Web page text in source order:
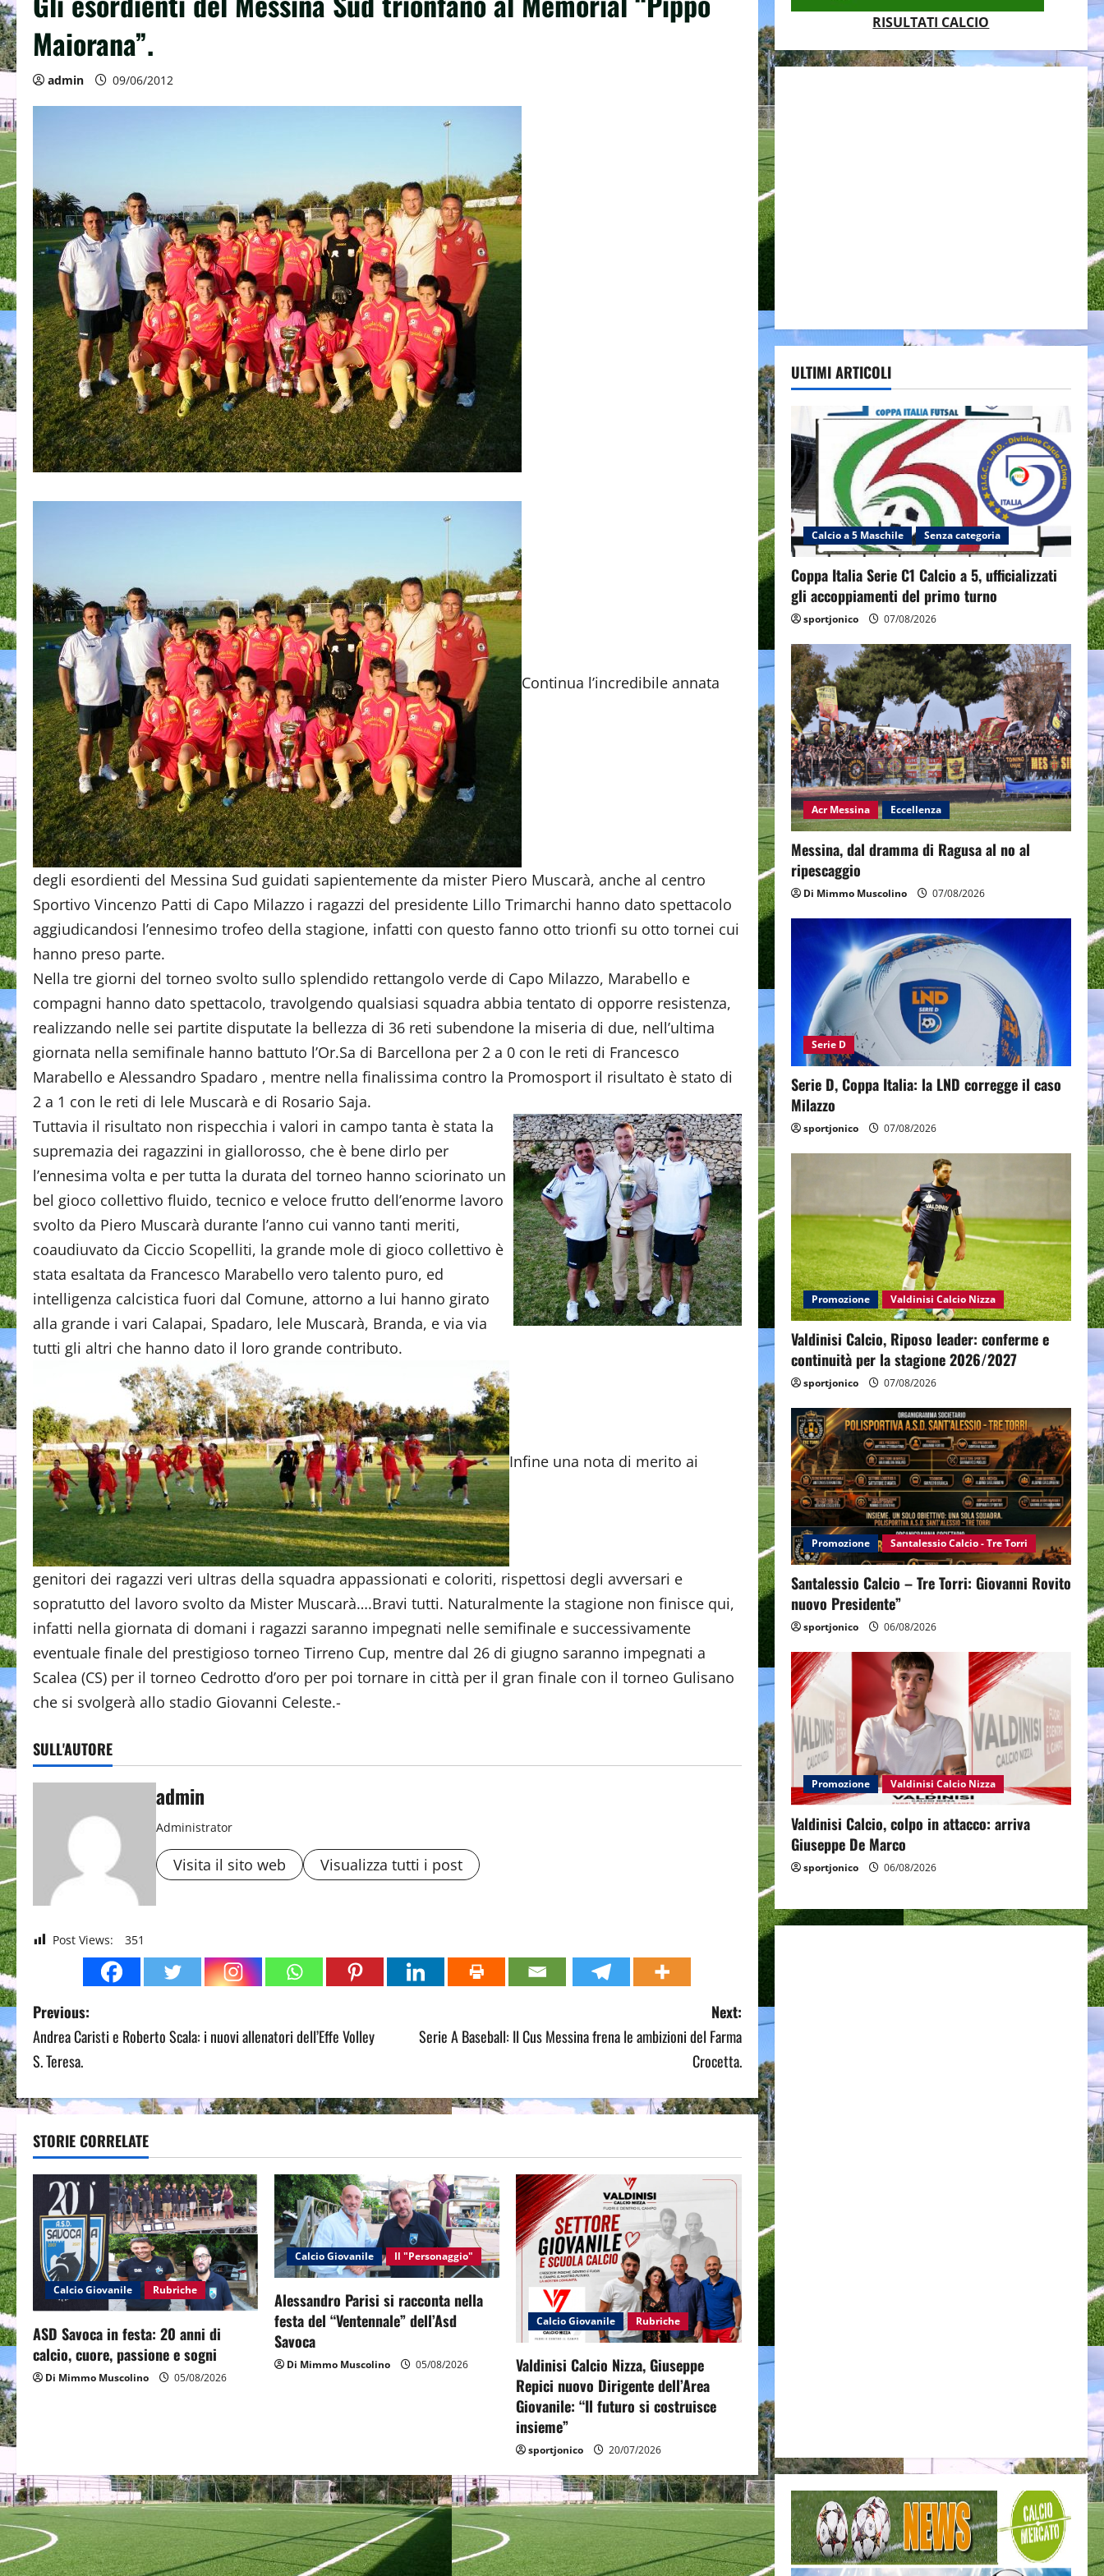
Maiorana”.
admin 09/06/2012
Continua l’incredibile annata
degli esordienti del Messina Sud guidati sapientemente da mister Piero Muscarà, anche al centro
Sportivo Vincenzo Patti di Capo Milazzo i ragazzi del presidente Lillo Trimarchi hanno dato spettacolo
aggiudicandosi l’ennesimo trofeo della stagione, infatti con questo fanno otto trionfi su otto tornei cui
hanno preso parte.
Nella tre giorni del torneo svolto sullo splendido rettangolo verde di Capo Milazzo, Marabello e
compagni hanno dato spettacolo, travolgendo qualsiasi squadra abbia tentato di opporre resistenza,
realizzando nelle sei partite disputate la bellezza di 36 reti subendone la miseria di due, nell’ultima
giornata nella semifinale hanno battuto l’Or.Sa di Barcellona per 2 a 0 con le reti di Francesco
Marabello e Alessandro Spadaro , mentre nella finalissima contro la Promosport il risultato è stato di
2 a 1 con le reti di lele Muscarà e di Rosario Saja.
Tuttavia il risultato non rispecchia i valori in campo tanta è stata la
supremazia dei ragazzini in giallorosso, che è bene dirlo per
l’ennesima volta e per tutta la durata del torneo hanno sciorinato un
bel gioco collettivo fluido, tecnico e veloce frutto dell’enorme lavoro
svolto da Piero Muscarà durante l’anno cui vanno tanti meriti,
coaudiuvato da Ciccio Scopelliti, la grande mole di gioco collettivo è
stata esaltata da Francesco Marabello vero talento puro, ed
intelligenza calcistica fuori dal Comune, attorno a lui hanno girato
alla grande i vari Calapai, Spadaro, lele Muscarà, Branda, e via via
tutti gli altri che hanno dato il loro grande contributo.
Infine una nota di merito ai
genitori dei ragazzi veri ultras della squadra appassionati e coloriti, rispettosi degli avversari e
sopratutto del lavoro svolto da Mister Muscarà….Bravi tutti. Naturalmente la stagione non finisce qui,
infatti nella giornata di domani i ragazzi saranno impegnati nelle semifinale e successivamente
eventuale finale del prestigioso torneo Tirreno Cup, mentre dal 26 di giugno saranno impegnati a
Scalea (CS) per il torneo Cedrotto d’oro per poi tornare in città per il gran finale con il torneo Gulisano
che si svolgerà allo stadio Giovanni Celeste.-
SULL'AUTORE
admin
Administrator
Visita il sito web Visualizza tutti i post
Post Views: 351
P
o
t
n
v
a
t
i
Previous:
Andrea Caristi e Roberto Scala: i nuovi allenatori dell’Effe Volley
S. Teresa.
Next:
Serie A Baseball: Il Cus Messina frena le ambizioni del Farma
Crocetta.
STORIE CORRELATE
Calcio Giovanile Rubriche
ASD Savoca in festa: 20 anni di
calcio, cuore, passione e sogni
Di Mimmo Muscolino 05/08/2026
Calcio Giovanile Il "Personaggio"
Alessandro Parisi si racconta nella
festa del “Ventennale” dell’Asd
Savoca
Di Mimmo Muscolino 05/08/2026
Calcio Giovanile Rubriche
Valdinisi Calcio Nizza, Giuseppe
Repici nuovo Dirigente dell’Area
Giovanile: “Il futuro si costruisce
insieme”
sportjonico 20/07/2026
RISULTATI CALCIO
ULTIMI ARTICOLI
Calcio a 5 Maschile Senza categoria
Coppa Italia Serie C1 Calcio a 5, ufficializzati
gli accoppiamenti del primo turno
sportjonico 07/08/2026
Acr Messina Eccellenza
Messina, dal dramma di Ragusa al no al
ripescaggio
Di Mimmo Muscolino 07/08/2026
Serie D
Serie D, Coppa Italia: la LND corregge il caso
Milazzo
sportjonico 07/08/2026
Promozione Valdinisi Calcio Nizza
Valdinisi Calcio, Riposo leader: conferme e
continuità per la stagione 2026/2027
sportjonico 07/08/2026
Promozione Santalessio Calcio - Tre Torri
Santalessio Calcio – Tre Torri: Giovanni Rovito
nuovo Presidente”
sportjonico 06/08/2026
Promozione Valdinisi Calcio Nizza
Valdinisi Calcio, colpo in attacco: arriva
Giuseppe De Marco
sportjonico 06/08/2026